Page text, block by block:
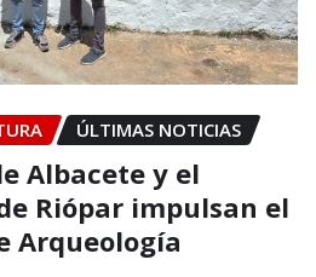
ÚLTIMAS NOTICIAS
Albacete y el
Riópar impulsan el
Arqueología